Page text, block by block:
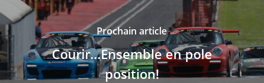
Prochain article
Courir...Ensemble en pole
position!